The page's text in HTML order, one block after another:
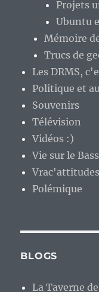
Projets
Ubuntu
Mémoire
Trucs de
Les DRMS,
Politique et
Souvenirs
Télévision
Vidéos :)
Vie sur le
Polémique
BLOGS
La Taverne